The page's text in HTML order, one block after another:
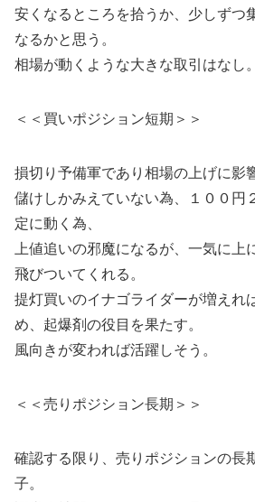
安くなるところを拾うか、少しずつ
なるかと思う。
相場が動くような大きな取引はなし。
＜＜買いポジション短期＞＞
損切り予備軍であり相場の上げに影
儲けしかみえていない為、１００円
定に動く為、
上値追いの邪魔になるが、一気に上
飛びついてくれる。
提灯買いのイナゴライダーが増えれ
め、起爆剤の役目を果たす。
風向きが変われば活躍しそう。
＜＜売りポジション長期＞＞
確認する限り、売りポジションの長
子。